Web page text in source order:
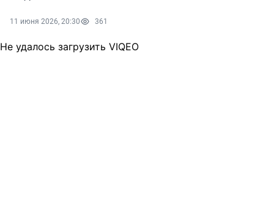
11 июня 2026, 20:30 361
Не удалось загрузить VIQEO